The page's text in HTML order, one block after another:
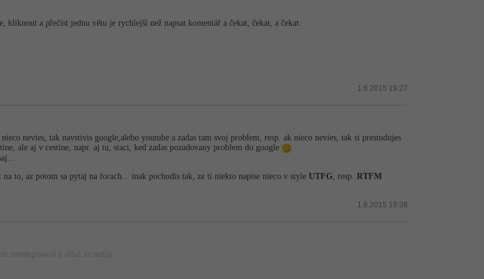
kliknout a přečíst jednu větu je rychlejší než napsat komentář a čekat, čekat, a čekat.
1.6.2015 19:27
nevies, tak navstivis google,alebo youtube a zadas tam svoj problem, resp. ak nieco nevies, tak si prestudujes
ale aj v cestine, napr. aj tu, staci, ked zadas pozadovany problem do google
to, az potom sa pytaj na forach... inak pochodis tak, ze ti niekto napise nieco v style UTFG , resp. RTFM
1.6.2015 19:38
neodepisoval a dělal že nežiji.